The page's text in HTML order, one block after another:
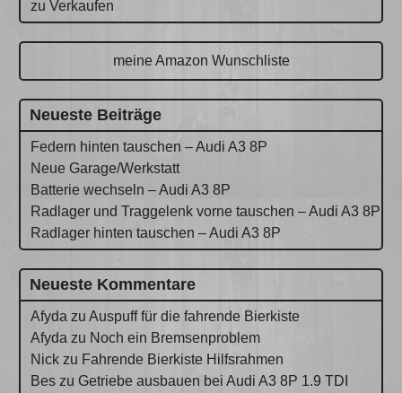
zu Verkaufen
meine Amazon Wunschliste
Neueste Beiträge
Federn hinten tauschen – Audi A3 8P
Neue Garage/Werkstatt
Batterie wechseln – Audi A3 8P
Radlager und Traggelenk vorne tauschen – Audi A3 8P
Radlager hinten tauschen – Audi A3 8P
Neueste Kommentare
Afyda zuAuspuff für die fahrende Bierkiste
Afyda zu Noch ein Bremsenproblem
Nick zu Fahrende Bierkiste Hilfsrahmen
Bes zuGetriebe ausbauen bei Audi A3 8P 1.9 TDI